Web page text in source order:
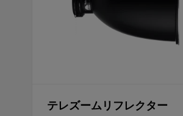
テレズームリフレクター